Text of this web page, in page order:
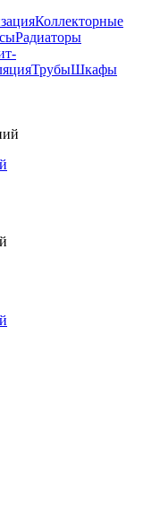
Коллекторные
Радиаторы
ТрубыШкафы